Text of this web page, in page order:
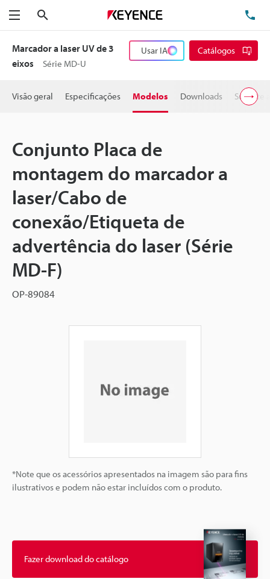
Menu
Marcador a laser UV de 3
eixos
Série MD-U
Usar IA Catálogos
Visão geral Especificações Modelos Downloads Suporte
Conjunto Placa de
montagem do marcador a
laser/Cabo de
conexão/Etiqueta de
advertência do laser (Série
MD-F)
OP-89084
*Note que os acessórios apresentados na imagem são para fins
ilustrativos e podem não estar incluídos com o produto.
Fazer download do catálogo